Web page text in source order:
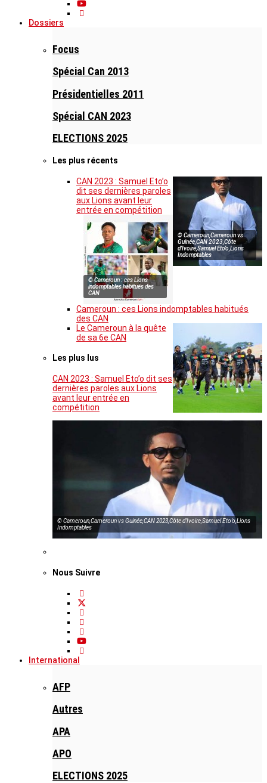
Dossiers
Focus
Spécial Can 2013
Présidentielles 2011
Spécial CAN 2023
ELECTIONS 2025
Les plus récents
© Cameroun,Cameroun vs
Guinée,CAN 2023,Côte
d’Ivoire,Samuel Eto’o,Lions
Indomptables
CAN 2023 : Samuel Eto’o
dit ses dernières paroles
aux Lions avant leur
entrée en compétition
© Cameroun : ces Lions
indomptables habitués des
CAN
Cameroun : ces Lions indomptables habitués
des CAN
Le Cameroun à la quête
de sa 6e CAN
Les plus lus
CAN 2023 : Samuel Eto’o dit ses
dernières paroles aux Lions
avant leur entrée en
compétition
© Cameroun,Cameroun vs Guinée,CAN 2023,Côte d’Ivoire,Samuel Eto’o,Lions
Indomptables
Nous Suivre
International
AFP
Autres
APA
APO
ELECTIONS 2025